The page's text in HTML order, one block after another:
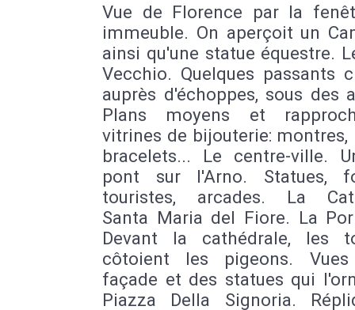
Vue de Florence par la
immeuble. On aperçoit un
ainsi qu'une statue équestre.
Vecchio. Quelques passants
auprès d'échoppes, sous des
Plans moyens et
vitrines de bijouterie: montres,
bracelets... Le centre-ville.
pont sur l'Arno. Statues,
touristes, arcades. La
Santa Maria del Fiore. La
Devant la cathédrale, les
côtoient les pigeons.
façade et des statues qui
Piazza Della Signoria.